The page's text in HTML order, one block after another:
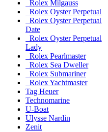
Rolex Milgauss
Rolex Oyster Perpetual
Rolex Oyster Perpetual
Date
Rolex Oyster Perpetual
Lady
Rolex Pearlmaster
Rolex Sea Dweller
Rolex Submariner
Rolex Yachtmaster
Tag Heuer
Technomarine
U-Boat
Ulysse Nardin
Zenit